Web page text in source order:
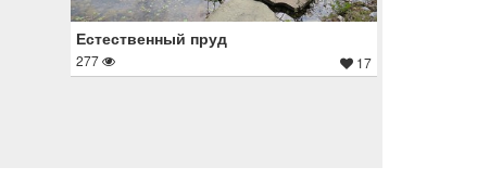
Естественный пруд
277 17